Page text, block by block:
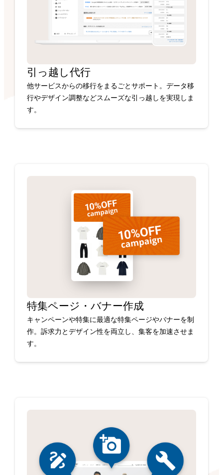
引っ越し代行
他サービスからの移行をまるごとサポート。データ移
行やデザイン調整などスムーズな引っ越しを実現しま
す。
特集ページ・バナー作成
キャンペーンや特集に最適な特集ページやバナーを制
作。訴求力とデザイン性を両立し、集客を加速させま
す。